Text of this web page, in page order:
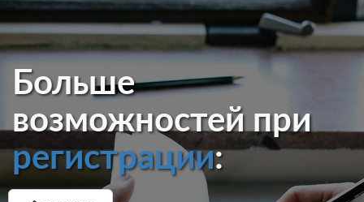
Больше
возможностей при
регистрации: